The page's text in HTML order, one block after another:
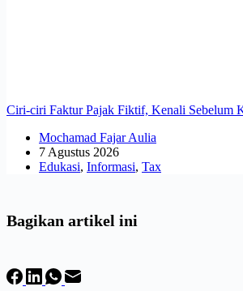
Ciri-ciri Faktur Pajak Fiktif, Kenali Sebelum
Mochamad Fajar Aulia
7 Agustus 2026
Edukasi, Informasi, Tax
Bagikan artikel ini